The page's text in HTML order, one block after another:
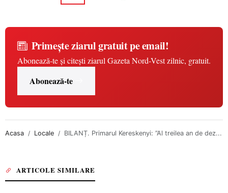
Primește ziarul gratuit pe email!
Abonează-te și citești ziarul Gazeta Nord-Vest zilnic, gratuit.
Abonează-te
Acasa Locale BILANȚ. Primarul Kereskenyi: ”Al treilea an de dez...
ARTICOLE SIMILARE